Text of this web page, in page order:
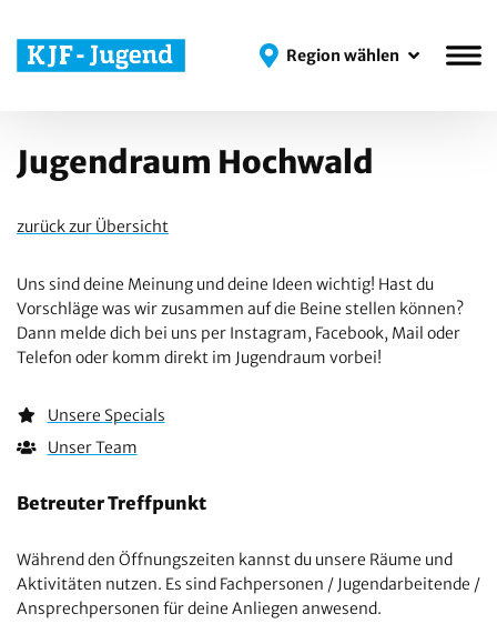
Region wählen
Region wählen
Jugendraum Hochwald
zurück zur Übersicht
Uns sind deine Meinung und deine Ideen wichtig! Hast du
Vorschläge was wir zusammen auf die Beine stellen können?
Dann melde dich bei uns per Instagram, Facebook, Mail oder
Telefon oder komm direkt im Jugendraum vorbei!
Unsere Specials
Unser Team
Betreuter Treffpunkt
Während den Öffnungszeiten kannst du unsere Räume und
Aktivitäten nutzen. Es sind Fachpersonen / Jugendarbeitende /
Ansprechpersonen für deine Anliegen anwesend.